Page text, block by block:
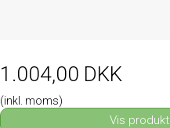
1.004,00 DKK
(inkl. moms)
Vis produkt